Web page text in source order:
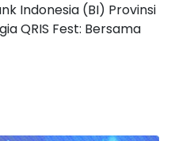
Indonesia (BI) Provinsi
QRIS Fest: Bersama